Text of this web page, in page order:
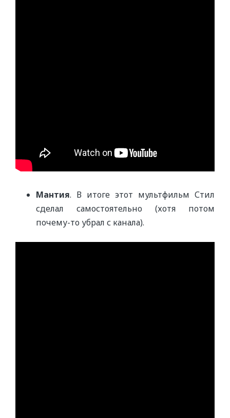
Мантия. В итоге этот мультфильм Стил
сделал самостоятельно (хотя потом
почему-то убрал с канала).